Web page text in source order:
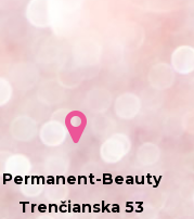
Permanent-Beauty
Trenčianska 53